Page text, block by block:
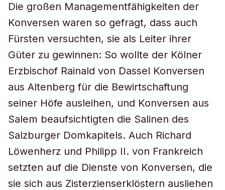
Die großen Managementfähigkeiten der
Konversen waren so gefragt, dass auch
Fürsten versuchten, sie als Leiter ihrer
Güter zu gewinnen: So wollte der Kölner
Erzbischof Rainald von Dassel Konversen
aus Altenberg für die Bewirtschaftung
seiner Höfe ausleihen, und Konversen aus
Salem beaufsichtigten die Salinen des
Salzburger Domkapitels. Auch Richard
Löwenherz und Philipp II. von Frankreich
setzten auf die Dienste von Konversen, die
sie sich aus Zisterzienserklöstern ausliehen